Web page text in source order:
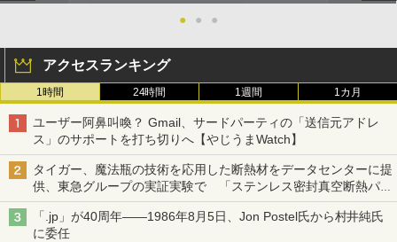
● ● ●
アクセスランキング
1時間 24時間 1週間 1カ月
ユーザー阿鼻叫喚？ Gmail、サードパーティの「送信元アドレ
ス」のサポートを打ち切りへ【やじうまWatch】
タイガー、魔法瓶の技術を応用した断熱材をデータセンターに提
供、東急グループの実証実験で 「ステンレス密封真空断熱パネ
ル TIVIP」
「.jp」が40周年――1986年8月5日、Jon Postel氏から村井純氏
に委任